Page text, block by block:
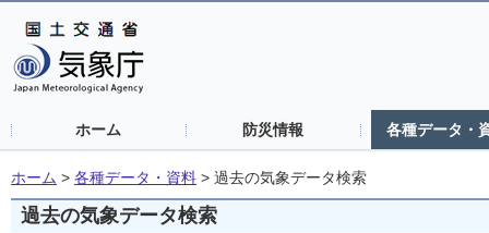
ホーム 防災情報 各種データ・
ホーム > 各種データ・資料 > 過去の気象データ検索
過去の気象データ検索